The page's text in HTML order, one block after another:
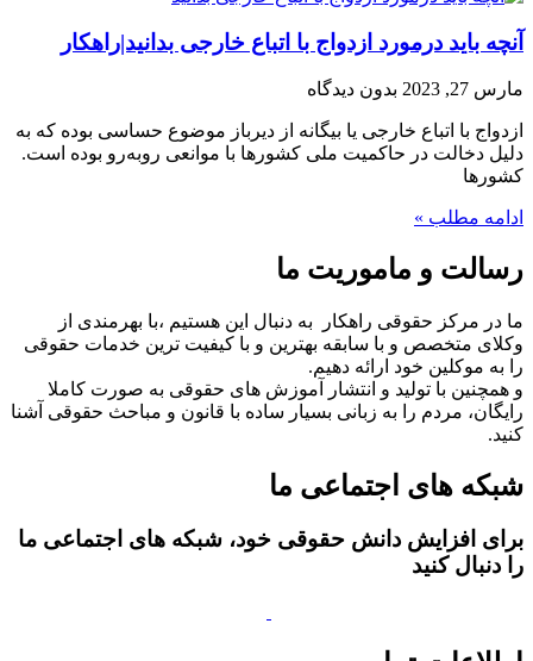
آنچه باید درمورد ازدواج با اتباع خارجی بدانید|راهکار
مارس 27, 2023 بدون دیدگاه
ازدواج با اتباع خارجی یا بیگانه از دیرباز موضوع حساسی بوده که به
دلیل دخالت در حاکمیت ملی کشورها با موانعی روبه‌رو بوده است.
کشورها
ادامه مطلب »
رسالت و ماموریت ما
ما در مرکز حقوقی راهکار به دنبال این هستیم ،با بهرمندی از
وکلای متخصص و با سابقه بهترین و با کیفیت ترین خدمات حقوقی
را به موکلین خود ارائه دهیم.
و همچنین با تولید و انتشار آموزش های حقوقی به صورت کاملا
رایگان، مردم را به زبانی بسیار ساده با قانون و مباحث حقوقی آشنا
کنید.
شبکه های اجتماعی ما
برای افزایش دانش حقوقی خود، شبکه های اجتماعی ما
را دنبال کنید